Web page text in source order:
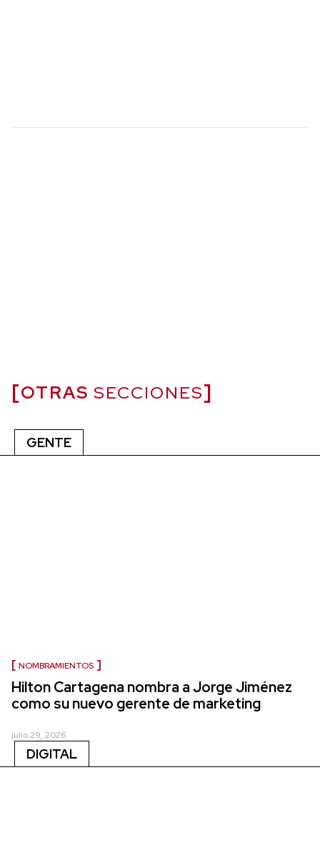
OTRAS SECCIONES
GENTE
NOMBRAMIENTOS
Hilton Cartagena nombra a Jorge Jiménez
como su nuevo gerente de marketing
julio 29, 2026
DIGITAL